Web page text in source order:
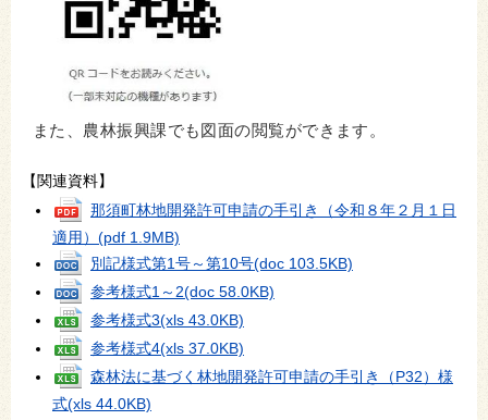
また、農林振興課でも図面の閲覧ができます。
【関連資料】
那須町林地開発許可申請の手引き（令和８年２月１日
適用） (pdf 1.9MB)
別記様式第1号～第10号(doc 103.5KB)
参考様式1～2(doc 58.0KB)
参考様式3(xls 43.0KB)
参考様式4(xls 37.0KB)
森林法に基づく林地開発許可申請の手引き（P32）様
式(xls 44.0KB)